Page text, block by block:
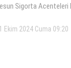
Sigorta Acenteleri
Ekim 2024 Cuma 09:20